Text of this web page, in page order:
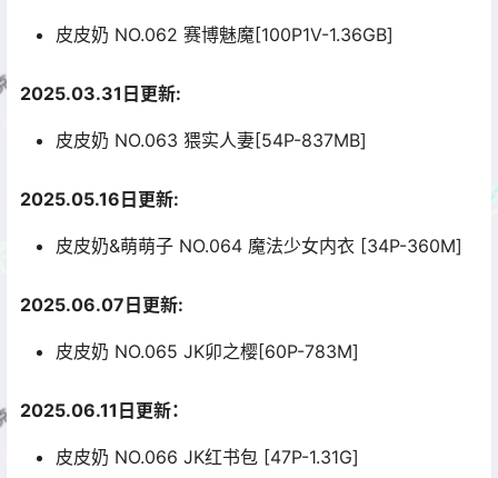
皮皮奶 NO.062 赛博魅魔[100P1V-1.36GB]
2025.03.31日更新:
皮皮奶 NO.063 猥实人妻[54P-837MB]
2025.05.16日更新:
皮皮奶&萌萌子 NO.064 魔法少女内衣 [34P-360M]
2025.06.07日更新:
皮皮奶 NO.065 JK卯之樱[60P-783M]
2025.06.11日更新：
皮皮奶 NO.066 JK红书包 [47P-1.31G]